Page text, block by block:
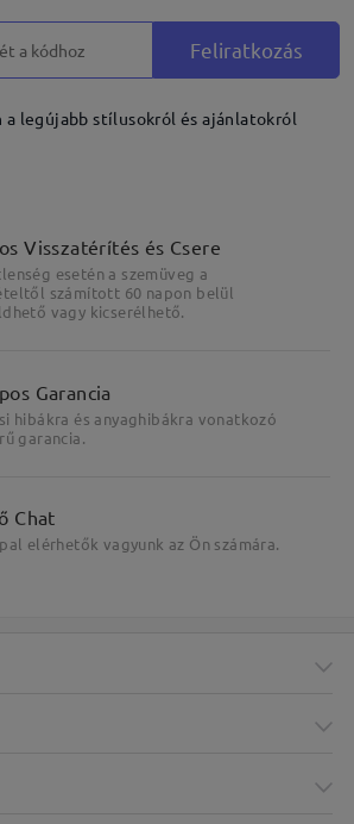
Feliratkozás
a legújabb stílusokról és ajánlatokról
Visszatérítés és Csere
esetén a szemüveg a
számított 60 napon belül
vagy kicserélhető.
Garancia
hibákra és anyaghibákra vonatkozó
garancia.
Chat
elérhetők vagyunk az Ön számára.